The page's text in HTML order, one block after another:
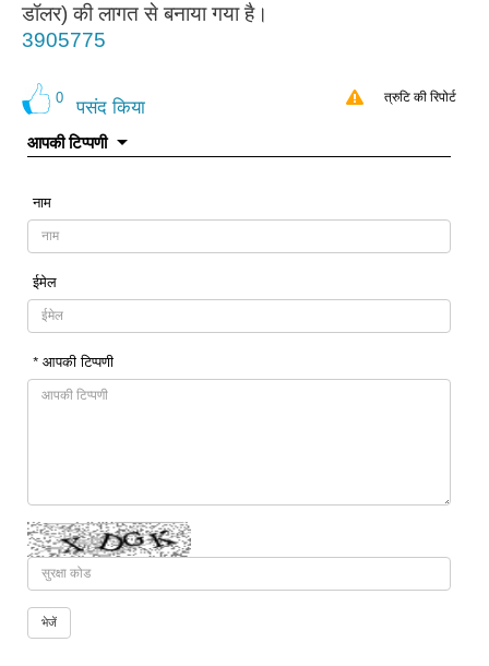
डॉलर) की लागत से बनाया गया है।
3905775
0 पसंद किया त्रुटि की रिपोर्ट
आपकी टिप्पणी
नाम
ईमेल
* आपकी टिप्पणी